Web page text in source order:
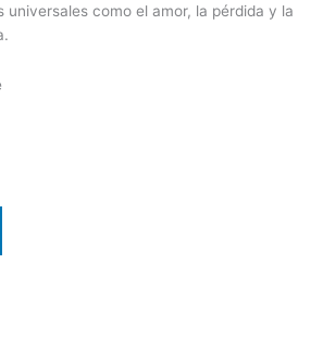
universales como el amor, la pérdida y la